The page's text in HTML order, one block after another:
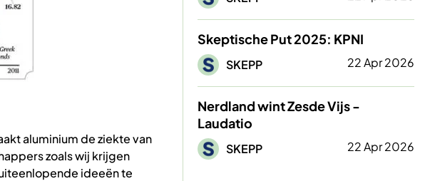
aluminium de ziekte van
zoals wij krijgen
ideeën te
Skeptische Put 2025: KPNI
Afbeelding
SKEPP 22 Apr 2026
Nerdland wint Zesde Vijs -
Laudatio
Afbeelding
SKEPP 22 Apr 2026